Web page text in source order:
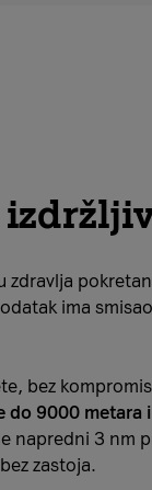
zdravlja
ima
bez
do 9000 metara
napredni 3 nm
zastoja.